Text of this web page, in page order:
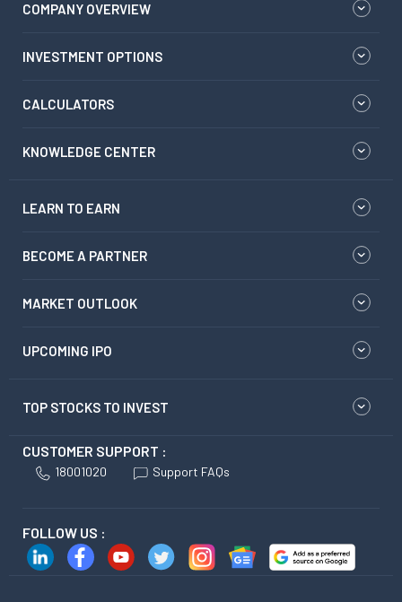
COMPANY OVERVIEW
INVESTMENT OPTIONS
CALCULATORS
KNOWLEDGE CENTER
LEARN TO EARN
BECOME A PARTNER
MARKET OUTLOOK
UPCOMING IPO
TOP STOCKS TO INVEST
CUSTOMER SUPPORT :
18001020 Support FAQs
FOLLOW US :